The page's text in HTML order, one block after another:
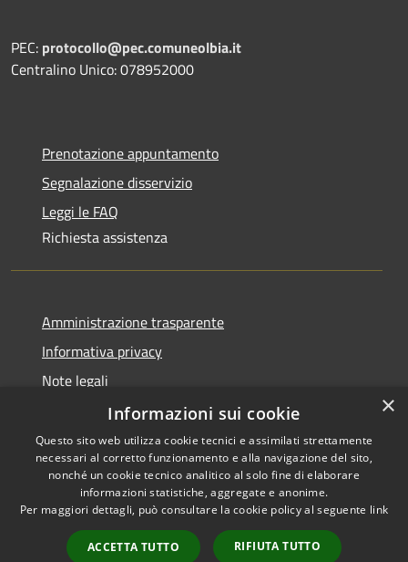
PEC: protocollo@pec.comuneolbia.it
Centralino Unico: 078952000
Prenotazione appuntamento
Segnalazione disservizio
Leggi le FAQ
Richiesta assistenza
Amministrazione trasparente
Informativa privacy
Note legali
Dichiarazione di accessibilità
RSS
Accessibilità
Copyright © 2026 • Comune di
Olbia • Powered by
Municipium•
Accesso
×
Informazioni sui cookie
Questo sito web utilizza cookie tecnici e assimilati strettamente
necessari al corretto funzionamento e alla navigazione del sito,
nonché un cookie tecnico analitico al solo fine di elaborare
informazioni statistiche, aggregate e anonime.
Per maggiori dettagli, può consultare la cookie policy al seguente link
ACCETTA TUTTO RIFIUTA TUTTO